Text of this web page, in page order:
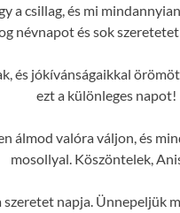
a csillag, és mi
névnapot és sok
és jókívánságaikkal
ezt a különleges napot!
álmod valóra váljon, és
mosollyal. Köszöntelek,
napja. Ünnepeljük